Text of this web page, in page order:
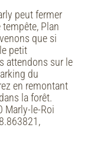
peut fermer
Plan
que si
petit
attendons sur le
du
en remontant
la forêt.
Marly-le-Roi